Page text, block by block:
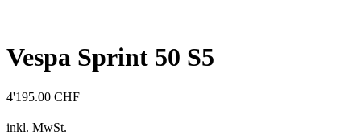
Vespa Sprint 50 S5
4'195.00 CHF
inkl. MwSt.